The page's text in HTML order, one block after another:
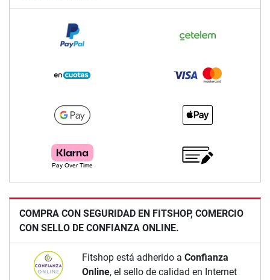
COMPRA CON SEGURIDAD EN FITSHOP, COMERCIO
CON SELLO DE CONFIANZA ONLINE.
Fitshop está adherido a Confianza
Online, el sello de calidad en Internet